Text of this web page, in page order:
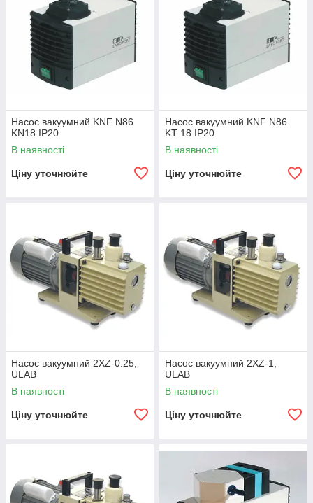
Насос вакуумний KNF N86
KN18 IP20
В наявності
Ціну уточнюйте
Насос вакуумний KNF N86
KT 18 IP20
В наявності
Ціну уточнюйте
Насос вакуумний 2XZ-0.25,
ULAB
В наявності
Ціну уточнюйте
Насос вакуумний 2XZ-1,
ULAB
В наявності
Ціну уточнюйте